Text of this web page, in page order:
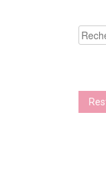
produit
pour